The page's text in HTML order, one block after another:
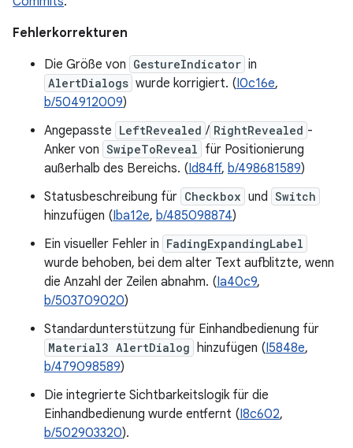
Fehlerkorrekturen
Die Größe von GestureIndicator in
AlertDialogs wurde korrigiert. (I0c16e,
b/504912009)
Angepasste LeftRevealed / RightRevealed -
Anker von SwipeToReveal für Positionierung
außerhalb des Bereichs. (Id84ff, b/498681589)
Statusbeschreibung für Checkbox und Switch
hinzufügen (Iba12e, b/485098874)
Ein visueller Fehler in FadingExpandingLabel
wurde behoben, bei dem alter Text aufblitzte, wenn
die Anzahl der Zeilen abnahm. (Ia40c9,
b/503709020)
Standardunterstützung für Einhandbedienung für
Material3 AlertDialog hinzufügen (I5848e,
b/479098589)
Die integrierte Sichtbarkeitslogik für die
Einhandbedienung wurde entfernt (I8c602,
b/502903320).